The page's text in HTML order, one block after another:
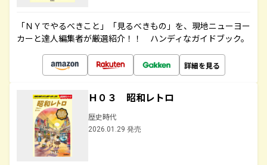
「ＮＹでやるべきこと」「見るべきもの」を、現地ニューヨー
カーと達人編集者が厳選紹介！！ ハンディなガイドブック。
詳細を見る
Ｈ０３ 昭和レトロ
歴史時代
2026.01.29 発売